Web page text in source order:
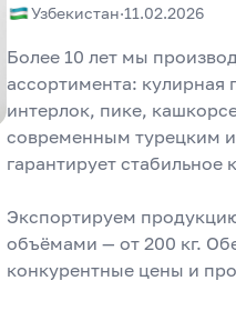
Узбекистан·11.02.2026
Более 10 лет мы
ассортимента: кулирная
интерлок, пике,
современным турецким
гарантирует стабильное
Экспортируем
объёмами — от 200 кг.
конкурентные цены и